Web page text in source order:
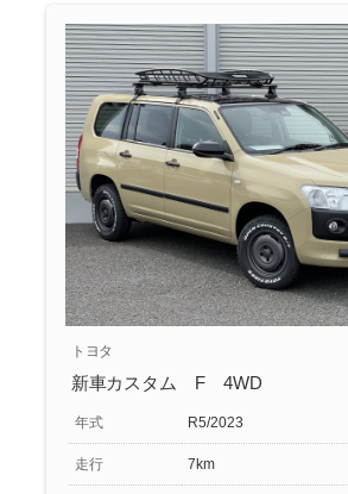
トヨタ
新車カスタム F 4WD
年式 R5/2023
走行 7km